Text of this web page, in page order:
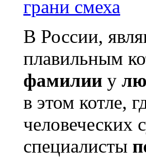
грани смеха
В России,
плавильным
фамилии у
в этом котле,
человеческих
специалисты